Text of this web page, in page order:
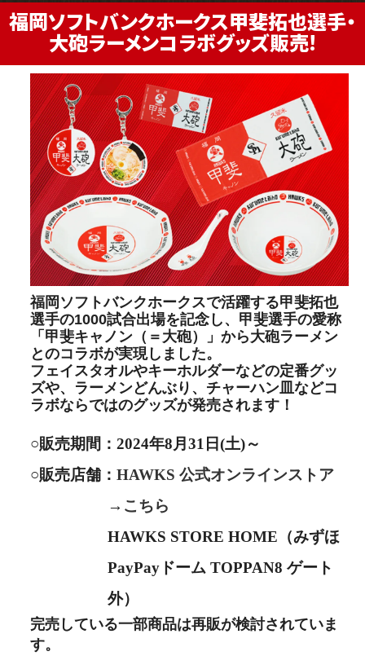
福岡ソフトバンクホークス甲斐拓也選手・
大砲ラーメンコラボグッズ販売!
福岡ソフトバンクホークスで活躍する甲斐拓也
選手の1000試合出場を記念し、甲斐選手の愛称
「甲斐キャノン（＝大砲）」から大砲ラーメン
とのコラボが実現しました。
フェイスタオルやキーホルダーなどの定番グッ
ズや、ラーメンどんぶり、チャーハン皿などコ
ラボならではのグッズが発売されます！
○販売期間
2024年8月31日(土)～
○販売店舗
HAWKS 公式オンラインストア
→ こちら
HAWKS STORE HOME（みずほ
PayPayドーム TOPPAN8 ゲート
外）
完売している一部商品は再販が検討されていま
す。